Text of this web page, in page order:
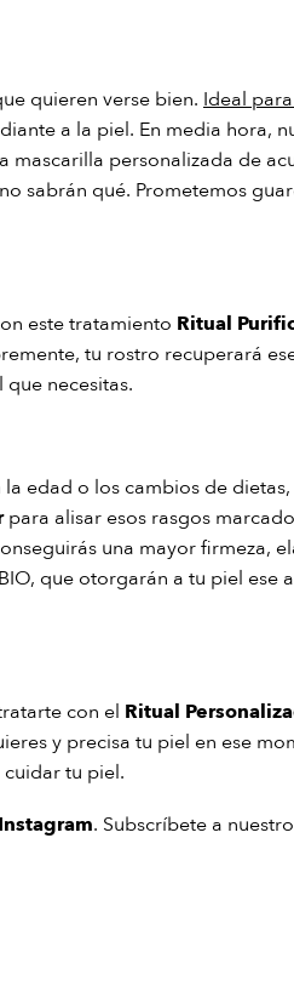
quieren verse bien. Ideal
a la piel. En media hora,
personalizada de
sabrán qué. Prometemos
este tratamiento Ritual
tu rostro recuperará
que necesitas.
edad o los cambios de
para alisar esos rasgos
una mayor firmeza,
que otorgarán a tu piel
con el Ritual
y precisa tu piel en ese
tu piel.
Instagram. Subscríbete a